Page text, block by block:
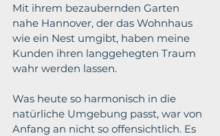
Mit ihrem bezaubernden Garten
nahe Hannover, der das Wohnhaus
wie ein Nest umgibt, haben meine
Kunden ihren langgehegten Traum
wahr werden lassen.
Was heute so harmonisch in die
natürliche Umgebung passt, war von
Anfang an nicht so offensichtlich. Es